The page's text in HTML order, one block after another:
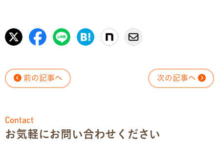
前の記事へ 次の記事へ
Contact
お気軽にお問い合わせください